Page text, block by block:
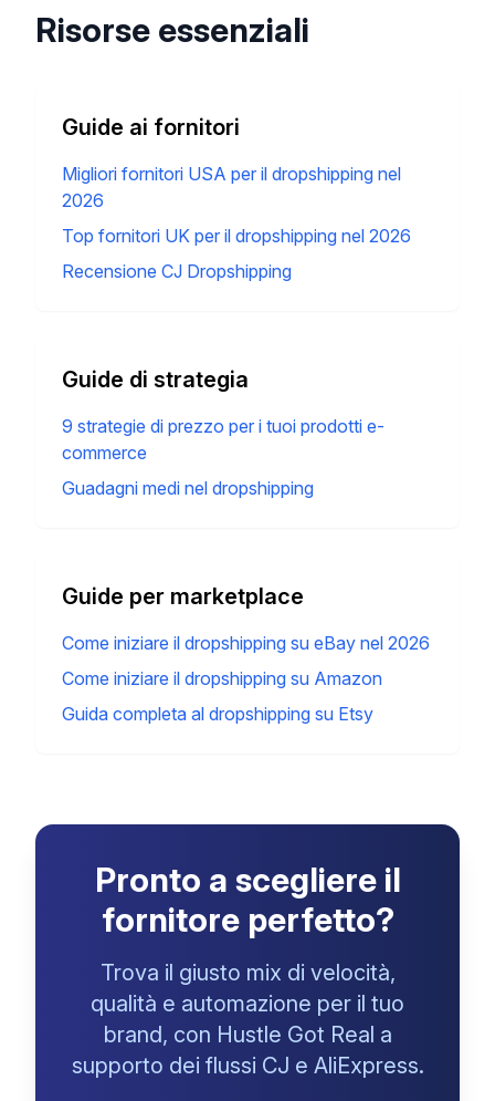
Risorse essenziali
Guide ai fornitori
Migliori fornitori USA per il dropshipping nel
2026
Top fornitori UK per il dropshipping nel 2026
Recensione CJ Dropshipping
Guide di strategia
9 strategie di prezzo per i tuoi prodotti e-
commerce
Guadagni medi nel dropshipping
Guide per marketplace
Come iniziare il dropshipping su eBay nel 2026
Come iniziare il dropshipping su Amazon
Guida completa al dropshipping su Etsy
Pronto a scegliere il
fornitore perfetto?
Trova il giusto mix di velocità,
qualità e automazione per il tuo
brand, con Hustle Got Real a
supporto dei flussi CJ e AliExpress.